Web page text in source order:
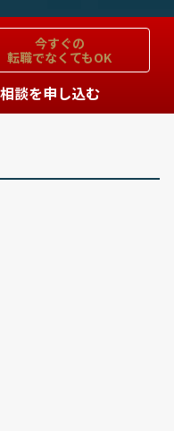
今すぐの
転職でなくてもOK
談を申し込む